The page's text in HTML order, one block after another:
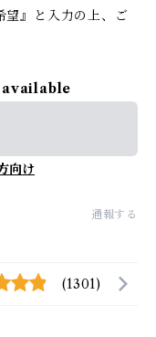
望』と入力の上、ご
向け
通報する
(1301)